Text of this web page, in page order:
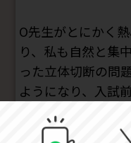
O先生がとにかく
り、私も自然と集
った立体切断の問
ようになり、入試